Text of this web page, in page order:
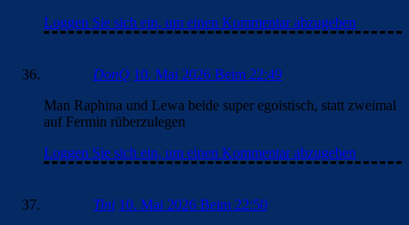
Loggen Sie sich ein, um einen Kommentar abzugeben
DonQ 10. Mai 2026 Beim 22:49
Man Raphina und Lewa beide super egoistisch, statt zweimal
auf Fermin rüberzulegen
Loggen Sie sich ein, um einen Kommentar abzugeben
Tini 10. Mai 2026 Beim 22:50